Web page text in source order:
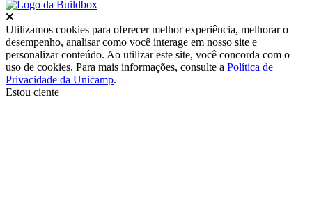
Utilizamos cookies para oferecer melhor experiência, melhorar o
desempenho, analisar como você interage em nosso site e
personalizar conteúdo. Ao utilizar este site, você concorda com o
uso de cookies. Para mais informações, consulte a Política de
Privacidade da Unicamp.
Estou ciente